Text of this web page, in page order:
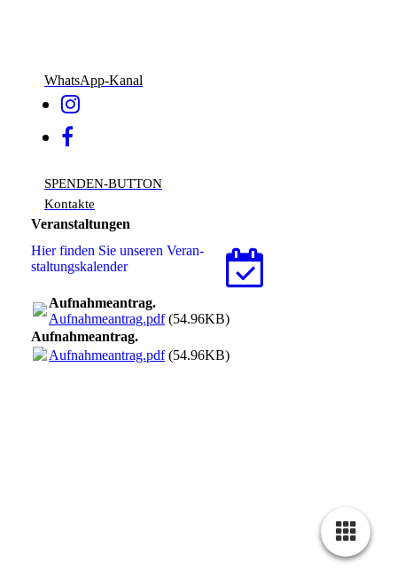
WhatsApp-Kanal
SPENDEN-BUTTON
Kontakte
Veranstaltungen
Hier finden Sie unseren Ver­an­
stal­tungs­ka­len­der
Aufnahmeantrag.
Aufnahmeantrag.pdf(54.96KB)
Aufnahmeantrag.
Aufnahmeantrag.pdf(54.96KB)